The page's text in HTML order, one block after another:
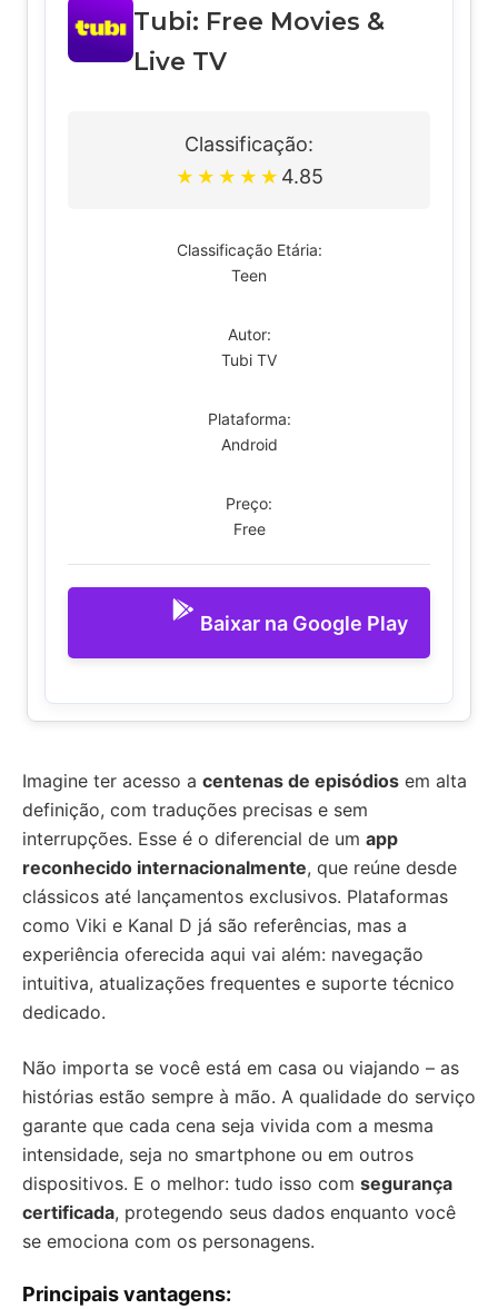
Tubi: Free Movies &
Live TV
Classificação:
★ ★ ★ ★ ★ 4.85
Classificação Etária:
Teen
Autor:
Tubi TV
Plataforma:
Android
Preço:
Free
Baixar na Google Play
Imagine ter acesso a centenas de episódios em alta
definição, com traduções precisas e sem
interrupções. Esse é o diferencial de um app
reconhecido internacionalmente, que reúne desde
clássicos até lançamentos exclusivos. Plataformas
como Viki e Kanal D já são referências, mas a
experiência oferecida aqui vai além: navegação
intuitiva, atualizações frequentes e suporte técnico
dedicado.
Não importa se você está em casa ou viajando – as
histórias estão sempre à mão. A qualidade do serviço
garante que cada cena seja vivida com a mesma
intensidade, seja no smartphone ou em outros
dispositivos. E o melhor: tudo isso com segurança
certificada, protegendo seus dados enquanto você
se emociona com os personagens.
Principais vantagens: